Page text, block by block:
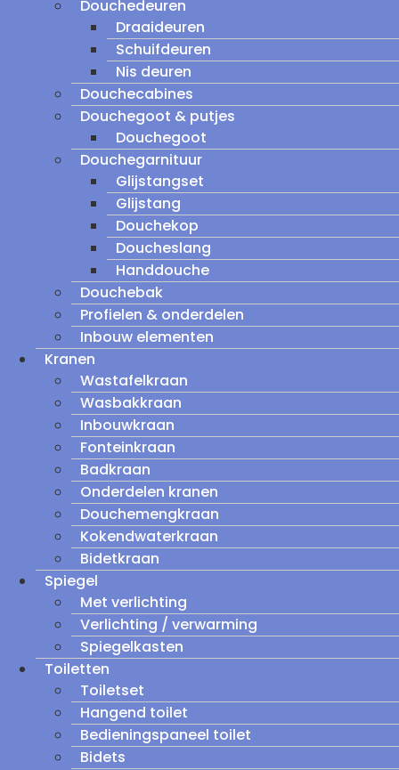
Douchedeuren
Draaideuren
Schuifdeuren
Nis deuren
Douchecabines
Douchegoot & putjes
Douchegoot
Douchegarnituur
Glijstangset
Glijstang
Douchekop
Doucheslang
Handdouche
Douchebak
Profielen & onderdelen
Inbouw elementen
Kranen
Wastafelkraan
Wasbakkraan
Inbouwkraan
Fonteinkraan
Badkraan
Onderdelen kranen
Douchemengkraan
Kokendwaterkraan
Bidetkraan
Spiegel
Met verlichting
Verlichting / verwarming
Spiegelkasten
Toiletten
Toiletset
Hangend toilet
Bedieningspaneel toilet
Bidets